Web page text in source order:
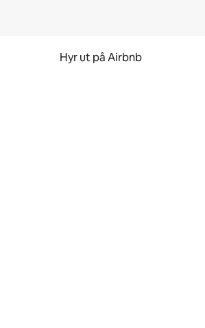
Hyr ut på Airbnb